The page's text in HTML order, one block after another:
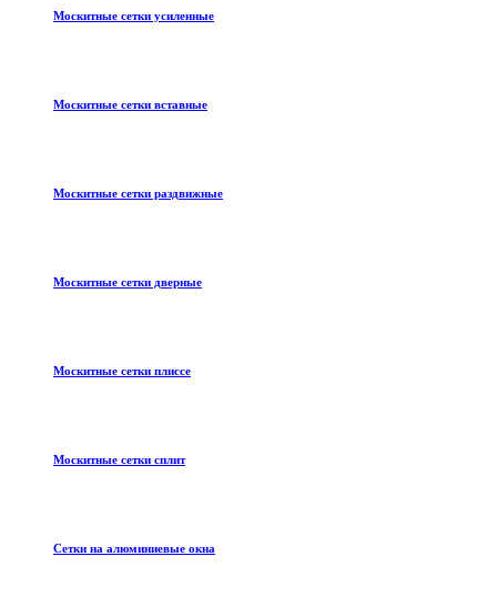
Москитные сетки усиленные
Москитные сетки вставные
Москитные сетки раздвижные
Москитные сетки дверные
Москитные сетки плиссе
Москитные сетки сплит
Сетки на алюминиевые окна